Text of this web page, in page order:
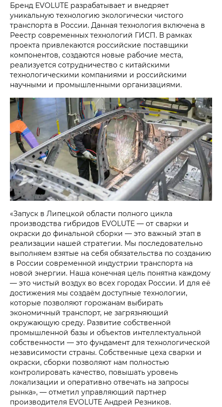
Бренд EVOLUTE разрабатывает и внедряет
уникальную технологию экологически чистого
транспорта в России. Данная технология включена в
Реестр современных технологий ГИСП. В рамках
проекта привлекаются российские поставщики
компонентов, создаются новые рабочие места,
реализуется сотрудничество с китайскими
технологическими компаниями и российскими
научными и промышленными организациями.
«Запуск в Липецкой области полного цикла
производства гибридов EVOLUTE — от сварки и
окраски до финальной сборки — это важный этап в
реализации нашей стратегии. Мы последовательно
выполняем взятые на себя обязательства по созданию
в России современной индустрии транспорта на
новой энергии. Наша конечная цель понятна каждому
— это чистый воздух во всех городах России. И для её
достижения мы создаём доступные технологии,
которые позволяют горожанам выбирать
экономичный транспорт, не загрязняющий
окружающую среду. Развитие собственной
промышленной базы и объектов интеллектуальной
собственности — это фундамент для технологической
независимости страны. Собственные цеха сварки и
окраски, сборки позволяют нам полностью
контролировать качество, повышать уровень
локализации и оперативно отвечать на запросы
рынка», — отметил управляющий партнер
производителя EVOLUTE Андрей Резников.